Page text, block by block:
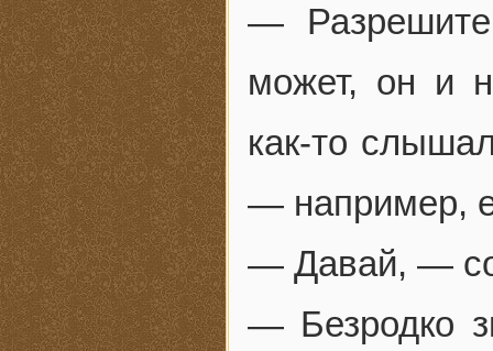
—
может, он и
как-то
— например,
— Давай, —
— Безродко